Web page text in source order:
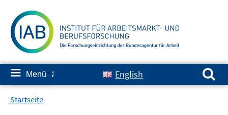
zum
Inhalt
≡ Menü ✘ English
Suchen nach:
Startseite